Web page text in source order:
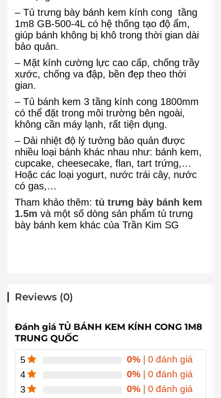
– Tủ trưng bày bánh kem kính cong tầng
1m8 GB-500-4L có hệ thống tạo độ ẩm,
giúp bánh không bị khô trong thời gian dài
bảo quản.
– Mặt kính cường lực cao cấp, chống trầy
xước, chống va đập, bền đẹp theo thời
gian.
– Tủ bánh kem 3 tầng kính cong 1800mm
có thể đặt trong môi trường bên ngoài,
không cần máy lạnh, rất tiện dụng.
– Dải nhiệt độ lý tưởng bảo quản được
nhiều loại bánh khác nhau như: bánh kem,
cupcake, cheesecake, flan, tart trứng,…
Hoặc các loại yogurt, nước trái cây, nước
có gas,…
Tham khảo thêm: tủ trưng bày bánh kem
1.5m và một số dòng sản phẩm tủ trưng
bày bánh kem khác của Trần Kim SG
Reviews (0)
Đánh giá TỦ BÁNH KEM KÍNH CONG 1M8
TRUNG QUỐC
5 0% | 0 đánh giá
4
0% | 0 đánh giá
3
0% | 0 đánh giá